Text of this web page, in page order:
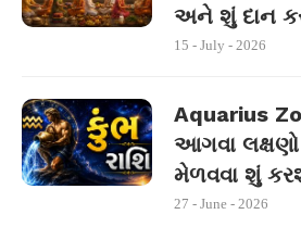
અને શું દાન
15 - July - 2026
Aquarius
આગવા
મેળવવા શું
27 - June - 2026